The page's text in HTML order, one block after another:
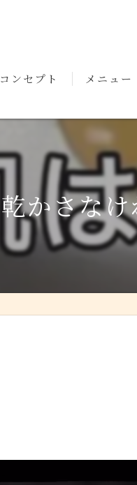
コンセプト メニュー
乾かさな